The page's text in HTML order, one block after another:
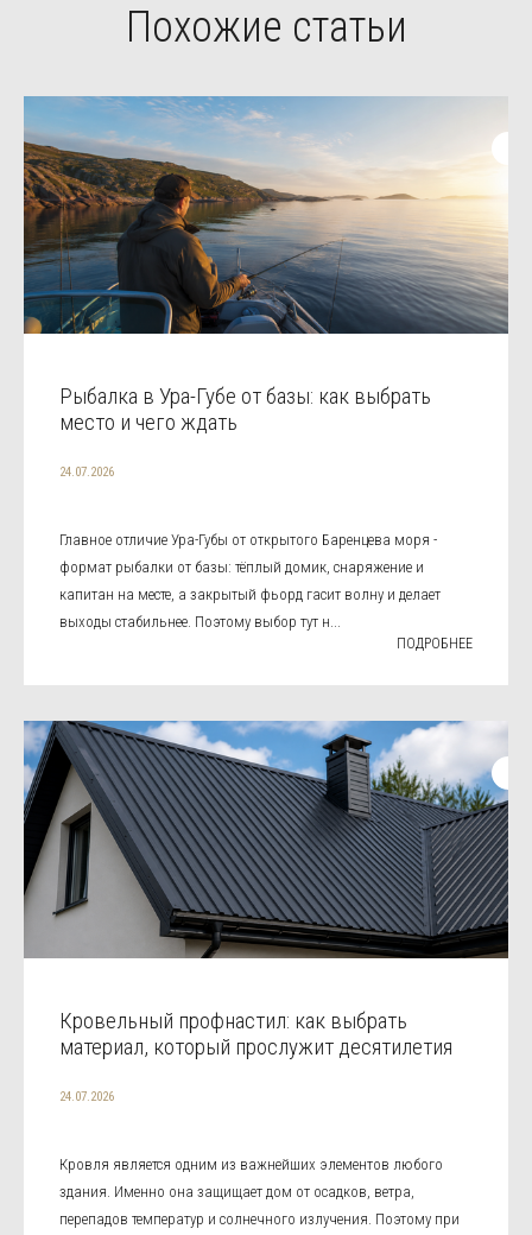
Похожие статьи
Рыбалка в Ура-Губе от базы: как выбрать
место и чего ждать
24.07.2026
Главное отличие Ура-Губы от открытого Баренцева моря -
формат рыбалки от базы: тёплый домик, снаряжение и
капитан на месте, а закрытый фьорд гасит волну и делает
выходы стабильнее. Поэтому выбор тут н...
ПОДРОБНЕЕ
Кровельный профнастил: как выбрать
материал, который прослужит десятилетия
24.07.2026
Кровля является одним из важнейших элементов любого
здания. Именно она защищает дом от осадков, ветра,
перепадов температур и солнечного излучения. Поэтому при